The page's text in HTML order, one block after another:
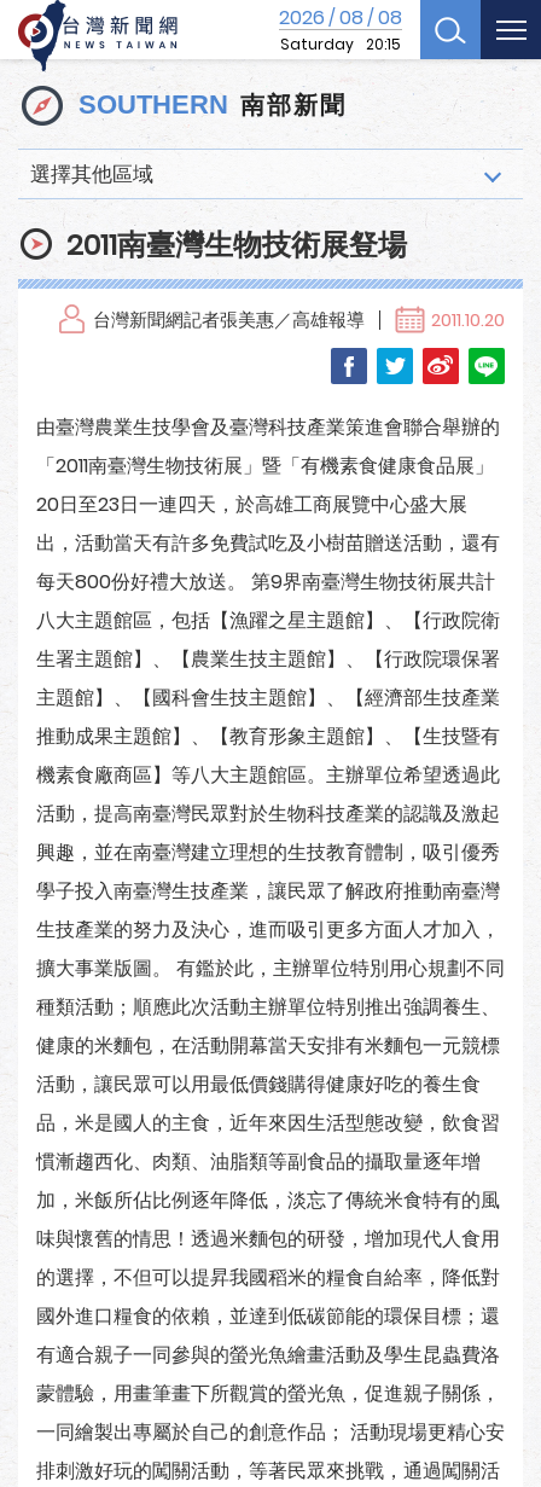
2026/08/08
Saturday 20:15
SOUTHERN 南部新聞
選擇其他區域
2011南臺灣生物技術展豋場
台灣新聞網記者張美惠／高雄報導 2011.10.20
由臺灣農業生技學會及臺灣科技產業策進會聯合舉辦的
「2011南臺灣生物技術展」暨「有機素食健康食品展」
20日至23日一連四天，於高雄工商展覽中心盛大展
出，活動當天有許多免費試吃及小樹苗贈送活動，還有
每天800份好禮大放送。 第9界南臺灣生物技術展共計
八大主題館區，包括【漁躍之星主題館】、【行政院衛
生署主題館】、【農業生技主題館】、【行政院環保署
主題館】、【國科會生技主題館】、【經濟部生技產業
推動成果主題館】、【教育形象主題館】、【生技暨有
機素食廠商區】等八大主題館區。主辦單位希望透過此
活動，提高南臺灣民眾對於生物科技產業的認識及激起
興趣，並在南臺灣建立理想的生技教育體制，吸引優秀
學子投入南臺灣生技產業，讓民眾了解政府推動南臺灣
生技產業的努力及決心，進而吸引更多方面人才加入，
擴大事業版圖。 有鑑於此，主辦單位特別用心規劃不同
種類活動；順應此次活動主辦單位特別推出強調養生、
健康的米麵包，在活動開幕當天安排有米麵包一元競標
活動，讓民眾可以用最低價錢購得健康好吃的養生食
品，米是國人的主食，近年來因生活型態改變，飲食習
慣漸趨西化、肉類、油脂類等副食品的攝取量逐年增
加，米飯所佔比例逐年降低，淡忘了傳統米食特有的風
味與懷舊的情思！透過米麵包的研發，增加現代人食用
的選擇，不但可以提昇我國稻米的糧食自給率，降低對
國外進口糧食的依賴，並達到低碳節能的環保目標；還
有適合親子一同參與的螢光魚繪畫活動及學生昆蟲費洛
蒙體驗，用畫筆畫下所觀賞的螢光魚，促進親子關係，
一同繪製出專屬於自己的創意作品； 活動現場更精心安
排刺激好玩的闖關活動，等著民眾來挑戰，通過闖關活